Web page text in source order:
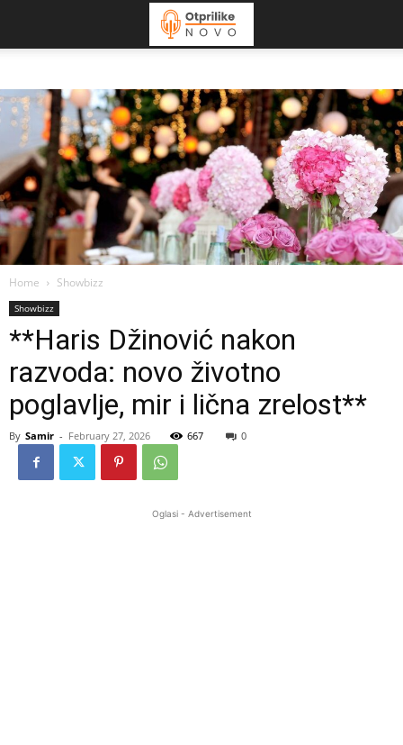
Home Showbizz
Showbizz
**Haris Džinović nakon
razvoda: novo životno
poglavlje, mir i lična zrelost**
By Samir - February 27, 2026 667 0
Oglasi - Advertisement